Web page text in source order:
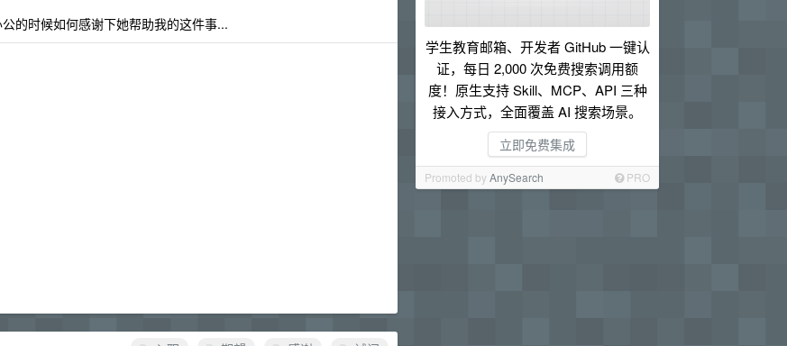
学生教育邮箱、开发者 GitHub 一键认
证，每日 2,000 次免费搜索调用额
度！原生支持 Skill、MCP、API 三种
接入方式，全面覆盖 AI 搜索场景。
立即免费集成
Promoted byAnySearch PRO
的时候如何感谢下她帮助我的这件事...